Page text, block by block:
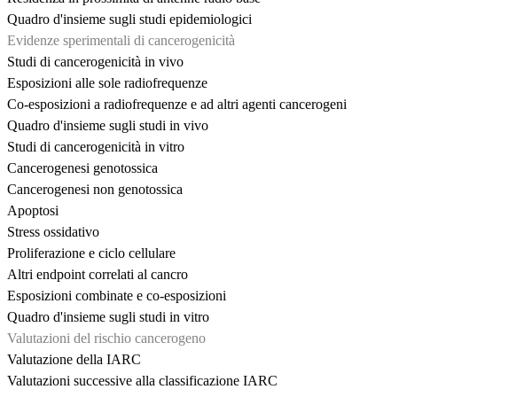
Quadro d'insieme sugli studi epidemiologici
Evidenze sperimentali di cancerogenicità
Studi di cancerogenicità in vivo
Esposizioni alle sole radiofrequenze
Co-esposizioni a radiofrequenze e ad altri agenti cancerogeni
Quadro d'insieme sugli studi in vivo
Studi di cancerogenicità in vitro
Cancerogenesi genotossica
Cancerogenesi non genotossica
Apoptosi
Stress ossidativo
Proliferazione e ciclo cellulare
Altri endpoint correlati al cancro
Esposizioni combinate e co-esposizioni
Quadro d'insieme sugli studi in vitro
Valutazioni del rischio cancerogeno
Valutazione della IARC
Valutazioni successive alla classificazione IARC